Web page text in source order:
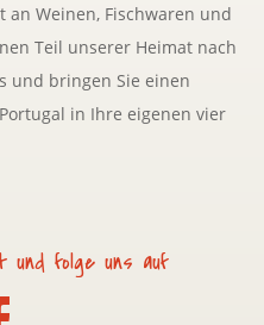
Weinen, Fischwaren und
Teil unserer Heimat nach
und bringen Sie einen
in Ihre eigenen vier
und folge uns auf